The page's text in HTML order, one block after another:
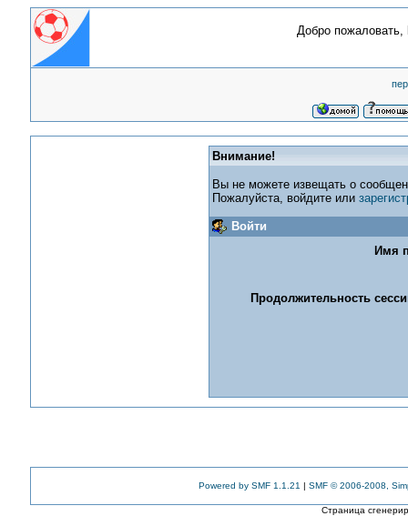
Добро пожаловать,
Внимание!
Вы не можете извещать о
Пожалуйста, войдите или
Войти
Имя
Продолжительность
Powered by SMF 1.1.21 | SMF © 2006-2008,
Страница